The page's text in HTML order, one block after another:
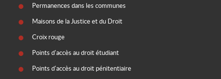
Permanences dans les communes
Maisons de la Justice et du Droit
Croix rouge
Points d'accès au droit étudiant
Points d'accès au droit pénitentiaire